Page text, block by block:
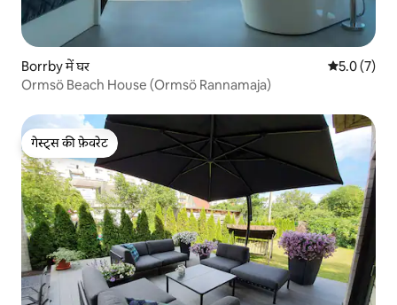
Borrby में घर औसत रेटिंग 5
5.0 (7)
Ormsö Beach House (Ormsö Rannamaja)
गेस्ट्स की फ़ेवरेट
गेस्ट्स की फ़ेवरेट